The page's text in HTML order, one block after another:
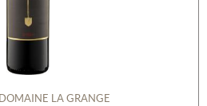
LA GRANGE